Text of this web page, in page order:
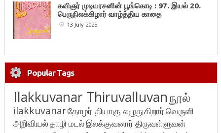
கவிஞர் முடியரசனின் பூங்கொடி : 97. இயல் 20.
பெருநிலக்கிழார் வாழ்த்திய காதை
13 July 2025
Popular Tags
Ilakkuvanar Thiruvalluvanநூல்
ilakkuvanarதோழர் தியாகு எழுதுகிறார்வெருளி
அறிவியல்தாழி மடல்இலக்குவனார் திருவள்ளுவன்